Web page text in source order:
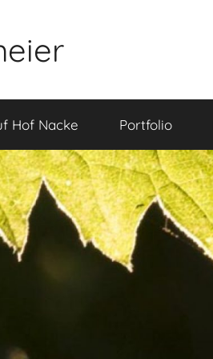
Hof Nacke Portfolio